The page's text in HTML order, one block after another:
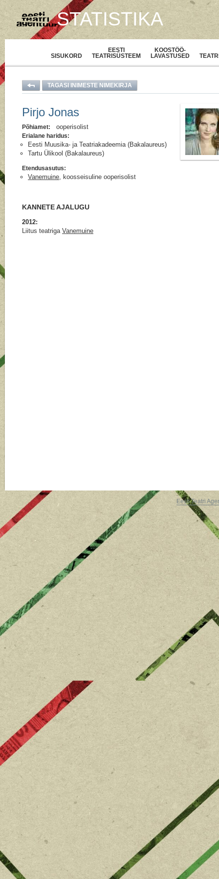
STATISTIKA
SISUKORD
EESTI
TEATRISÜSTEEM
KOOSTÖÖ-
LAVASTUSED
TAGASI INIMESTE NIMEKIRJA
Pirjo Jonas
Põhiamet: ooperisolist
Erialane haridus:
Eesti Muusika- ja Teatriakadeemia (Bakalaureus)
Tartu Ülikool (Bakalaureus)
Etendusasutus:
Vanemuine, koosseisuline ooperisolist
KANNETE AJALUGU
2012:
Liitus teatriga Vanemuine
Eesti Teatri